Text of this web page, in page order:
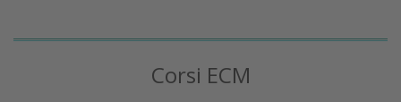
Corsi ECM